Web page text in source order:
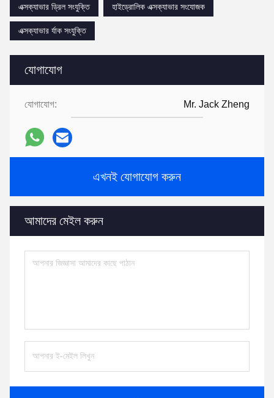
যোগাযোগ
যোগাযোগ: Mr. Jack Zheng
এখনই যোগাযোগ করুন
আমাদের মেইল করুন
এক্সক্যাভার ড্রিল সংযুক্তি হাইড্রোলিক এক্সক্যাভার সংযোজক
এক্সক্যাভার র্যাক সংযুক্তি